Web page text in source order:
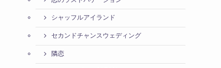
シャッフルアイランド
セカンドチャンスウェディング
隣恋